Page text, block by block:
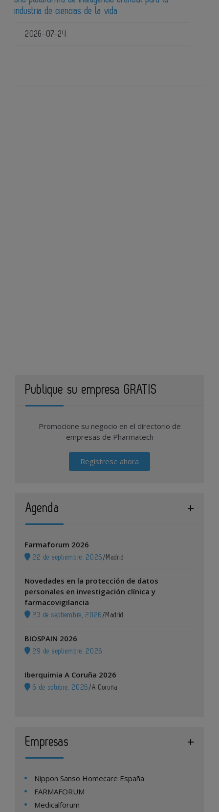
industria de ciencias de la vida
2026-07-24
Publique su empresa GRATIS
Promocione su negocio en el directorio de
empresas de Pharmatech
Regístrese ahora
Agenda
Farmaforum 2026
22 de septiembre, 2026 / Madrid
Novedades en la protección de datos
personales en investigación clínica y
farmacovigilancia
23 de septiembre, 2026 / Madrid
BIOSPAIN 2026
29 de septiembre, 2026
Iberquimia A Coruña 2026
6 de octubre, 2026 /A Coruña
Empresas
Nippon Sanso Homecare España
FARMAFORUM
Medicalforum